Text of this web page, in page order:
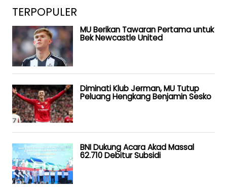
TERPOPULER
MU Berikan Tawaran Pertama untuk
Bek Newcastle United
Diminati Klub Jerman, MU Tutup
Peluang Hengkang Benjamin Sesko
BNI Dukung Acara Akad Massal
62.710 Debitur Subsidi